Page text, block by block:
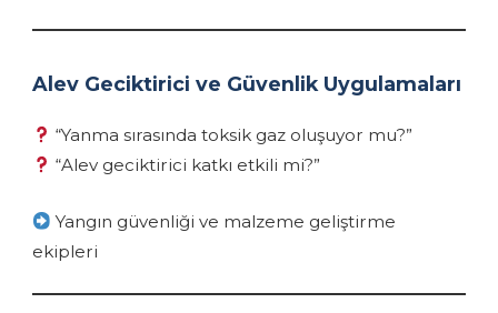
Alev Geciktirici ve Güvenlik Uygulamaları
“Yanma sırasında toksik gaz oluşuyor mu?”
“Alev geciktirici katkı etkili mi?”
Yangın güvenliği ve malzeme geliştirme
ekipleri